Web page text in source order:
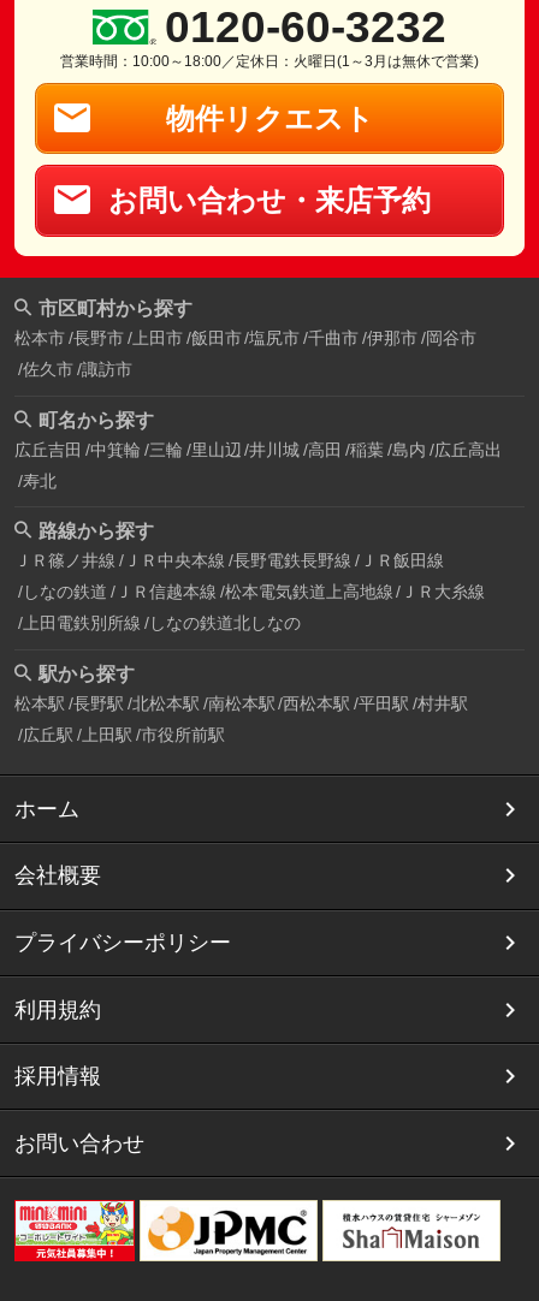
0120-60-3232
営業時間：10:00～18:00／定休日：火曜日(1～3月は無休で営業)
物件リクエスト
お問い合わせ・来店予約
市区町村から探す
松本市 長野市 上田市 飯田市 塩尻市 千曲市 伊那市 岡谷市
佐久市 諏訪市
町名から探す
広丘吉田 中箕輪 三輪 里山辺 井川城 高田 稲葉 島内 広丘高出
寿北
路線から探す
ＪＲ篠ノ井線 ＪＲ中央本線 長野電鉄長野線 ＪＲ飯田線
しなの鉄道 ＪＲ信越本線 松本電気鉄道上高地線
ＪＲ大糸線
上田電鉄別所線 しなの鉄道北しなの
駅から探す
松本駅 長野駅 北松本駅 南松本駅 西松本駅 平田駅 村井駅
広丘駅 上田駅 市役所前駅
ホーム
会社概要
プライバシーポリシー
利用規約
採用情報
お問い合わせ